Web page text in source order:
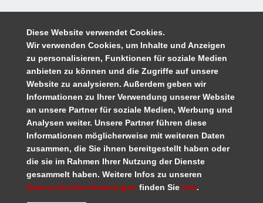
Diese Website verwendet Cookies.
Wir verwenden Cookies, um Inhalte und Anzeigen
zu personalisieren, Funktionen für soziale Medien
anbieten zu können und die Zugriffe auf unsere
Website zu analysieren. Außerdem geben wir
Informationen zu Ihrer Verwendung unserer Website
an unsere Partner für soziale Medien, Werbung und
Analysen weiter. Unsere Partner führen diese
Informationen möglicherweise mit weiteren Daten
zusammen, die Sie ihnen bereitgestellt haben oder
die sie im Rahmen Ihrer Nutzung der Dienste
gesammelt haben. Weitere Infos zu unseren
Datenschutzbestimmungen finden Sie hier.